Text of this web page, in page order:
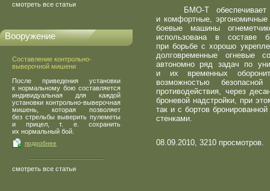
смотреть все статьи
Вооружение
Составление контрольно-
выверочной мишени
После приведения установки
к нормальному бою составляется
индивидуальная для каждой
установки контрольно-выверочная
мишень, которая позволяет
без стрельбы выверить пулеметы
и прицел, т. е. сохранить
их нормальный бой.
подробнее
смотреть все статьи
БМО-Т обеспечивает
и комфортные,
боевые машины
использована в составе
при борьбе с хорошо
долговременные огневые
автономно ряд задач по
и их временных
возможностью
противодействия, через
броневой надстройки, при
так и с бортов
стенками.
08.09.2010, 3210 просмотров.